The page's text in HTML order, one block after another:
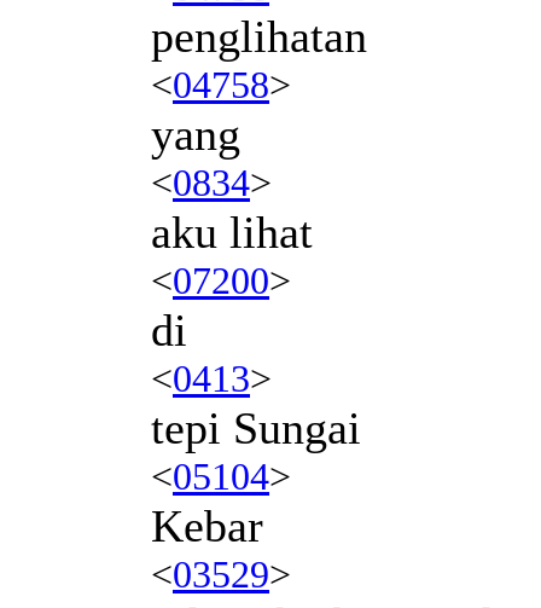
penglihatan
<04758>
yang
<0834>
aku lihat
<07200>
di
<0413>
tepi Sungai
<05104>
Kebar
<03529>